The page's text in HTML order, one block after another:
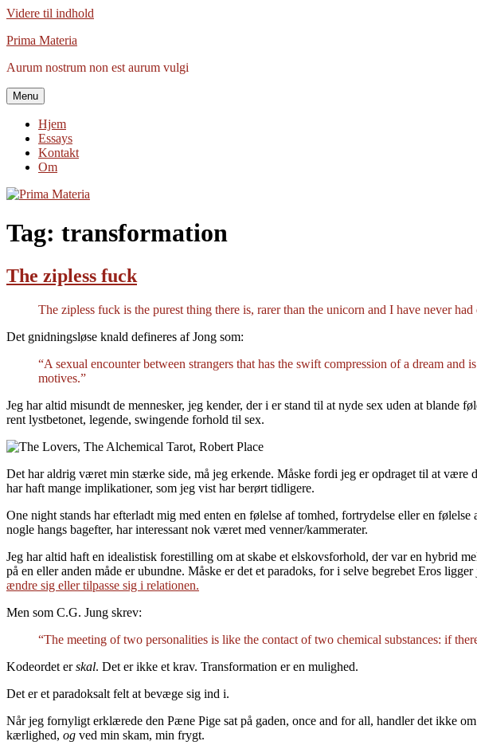
Videre til indhold
Prima Materia
Aurum nostrum non est aurum vulgi
Menu
Hjem
Essays
Kontakt
Om
Tag: transformation
The zipless fuck
The zipless fuck is the purest thing there is, rarer than the unicorn and I have never
Det gnidningsløse knald defineres af Jong som:
“A sexual encounter between strangers that has the swift compression of a dream
motives.”
Jeg har altid misundt de mennesker, jeg kender, der i er stand til at nyde sex uden at
rent lystbetonet, legende, swingende forhold til sex.
Det har aldrig været min stærke side, må jeg erkende. Måske fordi jeg er opdraget til at
har haft mange implikationer, som jeg vist har berørt tidligere.
One night stands har efterladt mig med enten en følelse af tomhed, fortrydelse eller en
nogle hangs bagefter, har interessant nok været med venner/kammerater.
Jeg har altid haft en idealistisk forestilling om at skabe et elskovsforhold, der var en hybrid
på en eller anden måde er ubundne. Måske er det et paradoks, for i selve begrebet Eros
ændre sig eller tilpasse sig i relationen.
Men som C.G. Jung skrev:
“The meeting of two personalities is like the contact of two chemical substances: if
Kodeordet erskal. Det er ikke et krav. Transformation er en mulighed.
Det er et paradoksalt felt at bevæge sig ind i.
Når jeg fornyligt erklærede den Pæne Pige sat på gaden, once and for all, handler det ikke
kærlighed, og ved min skam, min frygt.